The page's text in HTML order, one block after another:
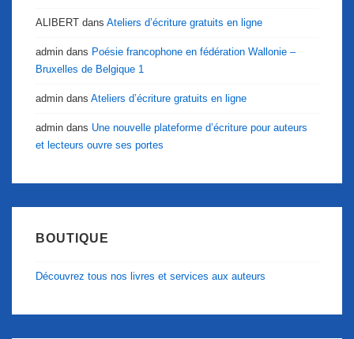
ALIBERT dans Ateliers d’écriture gratuits en ligne
admin dans Poésie francophone en fédération Wallonie –
Bruxelles de Belgique 1
admin dans Ateliers d’écriture gratuits en ligne
admin dans Une nouvelle plateforme d’écriture pour auteurs
et lecteurs ouvre ses portes
BOUTIQUE
Découvrez tous nos livres et services aux auteurs